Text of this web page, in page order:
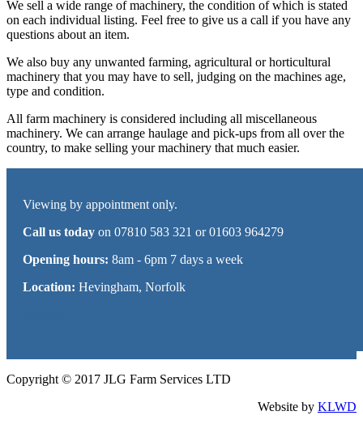
We sell a wide range of machinery, the condition of which is stated
on each individual listing. Feel free to give us a call if you have any
questions about an item.
We also buy any unwanted farming, agricultural or horticultural
machinery that you may have to sell, judging on the machines age,
type and condition.
All farm machinery is considered including all miscellaneous
machinery. We can arrange haulage and pick-ups from all over the
country, to make selling your machinery that much easier.
Viewing by appointment only.
Call us today on 07810 583 321 or 01603 964279
Opening hours: 8am - 6pm 7 days a week
Location: Hevingham, Norfolk
Copyright © 2017 JLG Farm Services LTD
Website by KLWD